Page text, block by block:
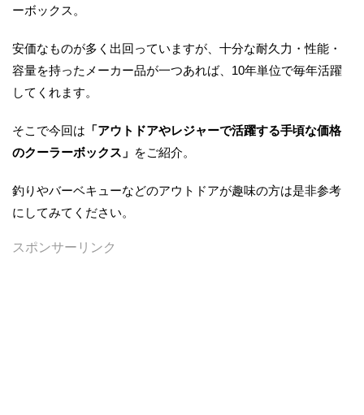
ーボックス。
安価なものが多く出回っていますが、十分な耐久力・性能・
容量を持ったメーカー品が一つあれば、10年単位で毎年活躍
してくれます。
そこで今回は 「アウトドアやレジャーで活躍する手頃な価格
のクーラーボックス」 をご紹介。
釣りやバーベキューなどのアウトドアが趣味の方は是非参考
にしてみてください。
スポンサーリンク